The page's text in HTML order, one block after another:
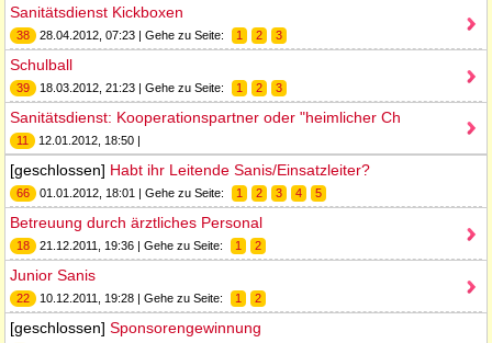
Sanitätsdienst Kickboxen
38 28.04.2012, 07:23 | Gehe zu Seite: 1 2 3
Schulball
39 18.03.2012, 21:23 | Gehe zu Seite: 1 2 3
Sanitätsdienst: Kooperationspartner oder "heimlicher Ch
11 12.01.2012, 18:50 |
[geschlossen] Habt ihr Leitende Sanis/Einsatzleiter?
66 01.01.2012, 18:01 | Gehe zu Seite: 1 2 3 4 5
Betreuung durch ärztliches Personal
18 21.12.2011, 19:36 | Gehe zu Seite: 1 2
Junior Sanis
22 10.12.2011, 19:28 | Gehe zu Seite: 1 2
[geschlossen] Sponsorengewinnung